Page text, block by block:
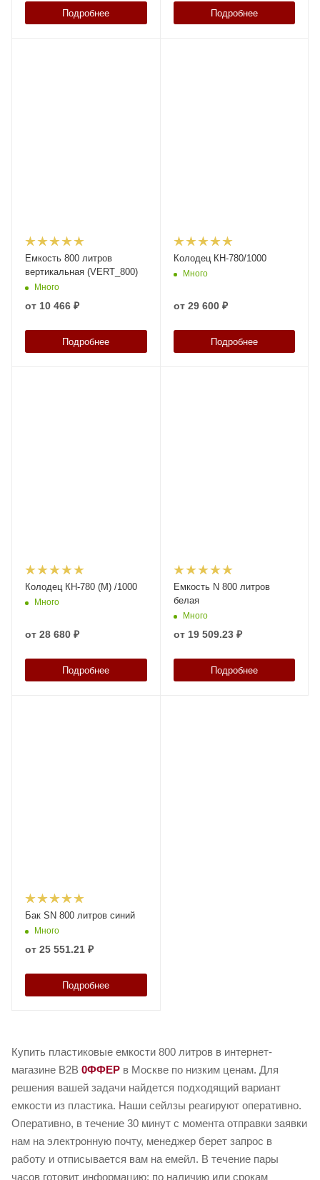
Подробнее Подробнее
Емкость 800 литров
вертикальная (VERT_800)
Много
от 10 466 ₽
Подробнее
Колодец КН-780/1000
Много
от 29 600 ₽
Подробнее
Колодец КН-780 (М) /1000
Много
от 28 680 ₽
Подробнее
Емкость N 800 литров
белая
Много
от 19 509.23 ₽
Подробнее
Бак SN 800 литров синий
Много
от 25 551.21 ₽
Подробнее
Купить пластиковые емкости 800 литров в интернет-
магазине B2B 0ФФЕР в Москве по низким ценам. Для
решения вашей задачи найдется подходящий вариант
емкости из пластика. Наши сейлзы реагируют оперативно.
Оперативно, в течение 30 минут с момента отправки заявки
нам на электронную почту, менеджер берет запрос в
работу и отписывается вам на емейл. В течение пары
часов готовит информацию: по наличию или срокам